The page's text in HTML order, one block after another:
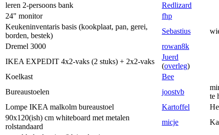
leren 2-persoons bank
Redlizard
24" monitor
fhp
Keukeninventaris basis (kookplaat, pan, gerei,
borden, bestek)
Sebastius
Dremel 3000
rowan8k
IKEA EXPEDIT 4x2-vaks (2 stuks) + 2x2-vaks
Juerd
(overleg)
Koelkast
Bee
Bureaustoelen
joostvb
te
Lompe IKEA malkolm bureaustoel
Kartoffel
90x120(ish) cm whiteboard met metalen
rolstandaard
micje